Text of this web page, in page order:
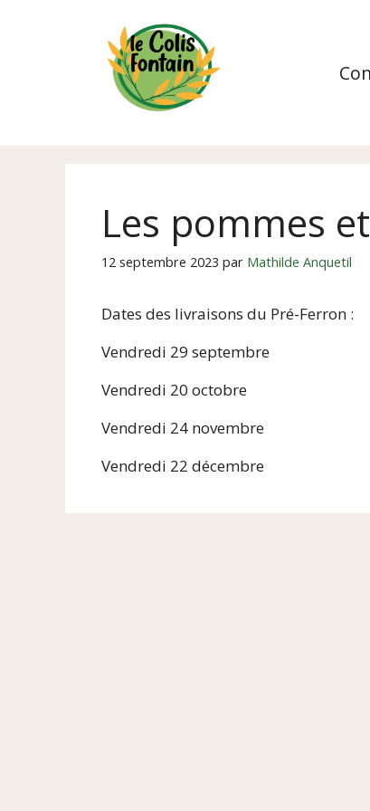
Les pommes
12 septembre 2023 par Mathilde Anquetil
Dates des livraisons du Pré-Ferron :
Vendredi 29 septembre
Vendredi 20 octobre
Vendredi 24 novembre
Vendredi 22 décembre